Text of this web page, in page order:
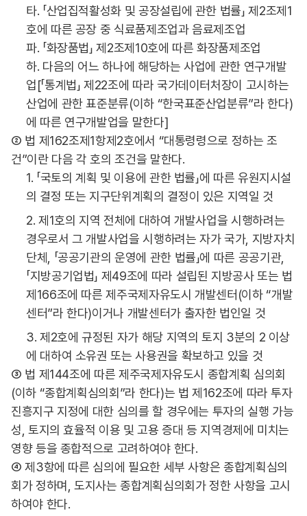
타. 「산업집적활성화 및 공장설립에 관한 법률」 제2조제1
호에 따른 공장 중 식료품제조업과 음료제조업
파. 「화장품법」 제2조제10호에 따른 화장품제조업
하. 다음의 어느 하나에 해당하는 사업에 관한 연구개발
업[「통계법」 제22조에 따라 국가데이터처장이 고시하는
산업에 관한 표준분류(이하 “한국표준산업분류”라 한다)
에 따른 연구개발업을 말한다]
② 법 제162조제1항제2호에서 “대통령령으로 정하는 조
건”이란 다음 각 호의 조건을 말한다.
1. 「국토의 계획 및 이용에 관한 법률」에 따른 유원지시설
의 결정 또는 지구단위계획의 결정이 있은 지역일 것
2. 제1호의 지역 전체에 대하여 개발사업을 시행하려는
경우로서 그 개발사업을 시행하려는 자가 국가, 지방자치
단체, 「공공기관의 운영에 관한 법률」에 따른 공공기관,
「지방공기업법」 제49조에 따라 설립된 지방공사 또는 법
제166조에 따른 제주국제자유도시 개발센터(이하 “개발
센터”라 한다)이거나 개발센터가 출자한 법인일 것
3. 제2호에 규정된 자가 해당 지역의 토지 3분의 2 이상
에 대하여 소유권 또는 사용권을 확보하고 있을 것
③ 법 제144조에 따른 제주국제자유도시 종합계획 심의회
(이하 “종합계획심의회”라 한다)는 법 제162조에 따라 투자
진흥지구 지정에 대한 심의를 할 경우에는 투자의 실행 가능
성, 토지의 효율적 이용 및 고용 증대 등 지역경제에 미치는
영향 등을 종합적으로 고려하여야 한다.
④ 제3항에 따른 심의에 필요한 세부 사항은 종합계획심의
회가 정하며, 도지사는 종합계획심의회가 정한 사항을 고시
하여야 한다.